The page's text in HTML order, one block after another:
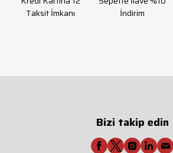
Taksit İmkanı
İndirim
Bizi takip edin